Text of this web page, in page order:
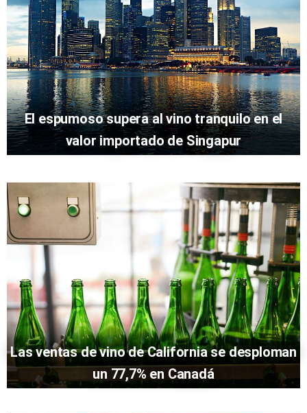
El espumoso supera al vino tranquilo en el
valor importado de Singapur
Las ventas de vino de California se desploman
un 77,7% en Canadá